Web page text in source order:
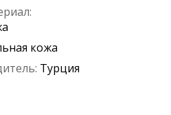
кожа
Турция